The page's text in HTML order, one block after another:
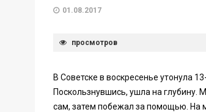
01.08.2017
просмотров
В Советске в воскресенье утонула
Поскользнувшись, ушла на глубину.
сам, затем побежал за помощью. На